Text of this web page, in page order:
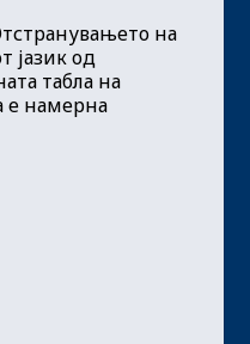
на
јазик од
табла на
е намерна